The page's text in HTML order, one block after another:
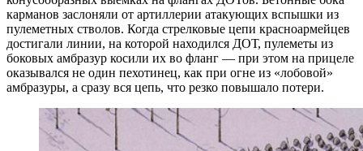
карманов заслоняли от артиллерии атакующих вспышки из
пулеметных стволов. Когда стрелковые цепи красноармейцев
достигали линии, на которой находился ДОТ, пулеметы из
боковых амбразур косили их во фланг — при этом на прицеле
оказывался не один пехотинец, как при огне из «лобовой»
амбразуры, а сразу вся цепь, что резко повышало потери.